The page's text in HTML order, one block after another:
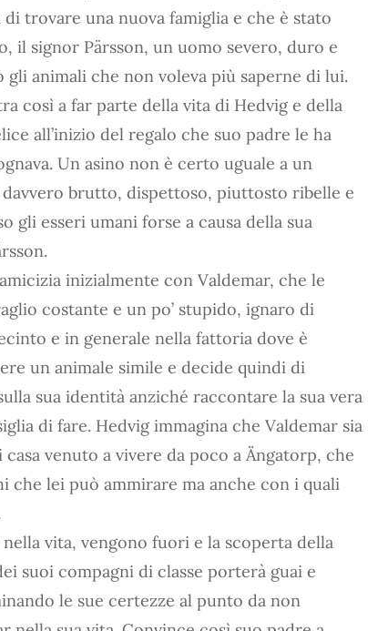
trovare una nuova famiglia e che è stato
il signor Pärsson, un uomo severo, duro e
animali che non voleva più saperne di lui.
così a far parte della vita di Hedvig e della
all’inizio del regalo che suo padre le ha
Un asino non è certo uguale a un
davvero brutto, dispettoso, piuttosto ribelle e
gli esseri umani forse a causa della sua
inizialmente con Valdemar, che le
costante e un po’ stupido, ignaro di
e in generale nella fattoria dove è
un animale simile e decide quindi di
sua identità anziché raccontare la sua vera
di fare. Hedvig immagina che Valdemar sia
venuto a vivere da poco a Ängatorp, che
che lei può ammirare ma anche con i quali
vita, vengono fuori e la scoperta della
suoi compagni di classe porterà guai e
le sue certezze al punto da non